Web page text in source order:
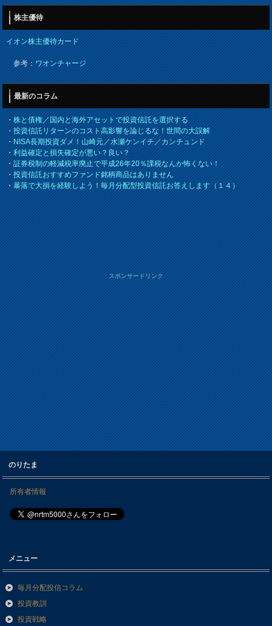
株主優待
イオン株主優待カード
参考：ワオンチャージ
最新のコラム
・株と債権／国内と海外アセットで投資信託を選択する
・投資信託リターンのコスト高影響を論じるな！世間の大誤解
・NISA長期投資ダメ！山崎元／水瀬ケンイチ／カンチュンド
・利益確定と損失確定が悪い？良い？
・証券税制の軽減税率廃止で平成26年20％課税なんか怖くない！
・投資信託おすすめファンド銘柄商品はありません
・暴落で大損を経験しよう！毎月分配型投資信託お答えします（１４）
スポンサードリンク
のりたま
所有者情報
メニュー
毎月分配投信コラム
投資教訓
投資戦略